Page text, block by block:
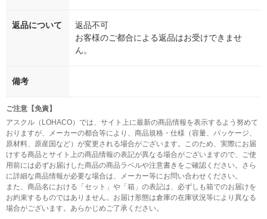
返品について
返品不可
お客様のご都合による返品はお受けできませ
ん。
備考
ご注意【免責】
アスクル（LOHACO）では、サイト上に最新の商品情報を表示するよう努めて
おりますが、メーカーの都合等により、商品規格・仕様（容量、パッケージ、
原材料、原産国など）が変更される場合がございます。このため、実際にお届
けする商品とサイト上の商品情報の表記が異なる場合がございますので、ご使
用前には必ずお届けした商品の商品ラベルや注意書きをご確認ください。さら
に詳細な商品情報が必要な場合は、メーカー等にお問い合わせください。
また、商品名における「セット」や「箱」の表記は、必ずしも箱でのお届けを
お約束するものではありません。お届け形態は倉庫の在庫状況等により異なる
場合がございます。あらかじめご了承ください。